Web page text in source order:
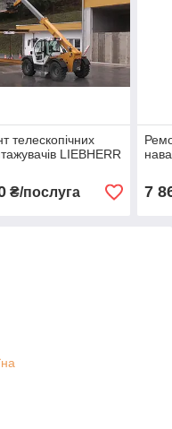
телескопічних
LIEBHERR
₴/послуга 7